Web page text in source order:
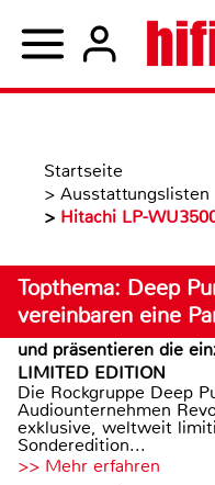
Startseite
> Ausstattungslisten
> Hitachi LP-
Topthema: Deep
vereinbaren eine
und präsentieren die
LIMITED EDITION
Die Rockgruppe Deep
Audiounternehmen
exklusive, weltweit
Sonderedition...
>> Mehr erfahren